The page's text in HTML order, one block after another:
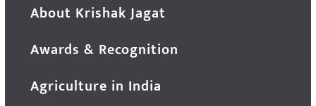
About Krishak Jagat
Awards & Recognition
Agriculture in India